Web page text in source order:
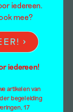
iedereen.
mee?
iedereen!
artikelen van
begeleiding
17